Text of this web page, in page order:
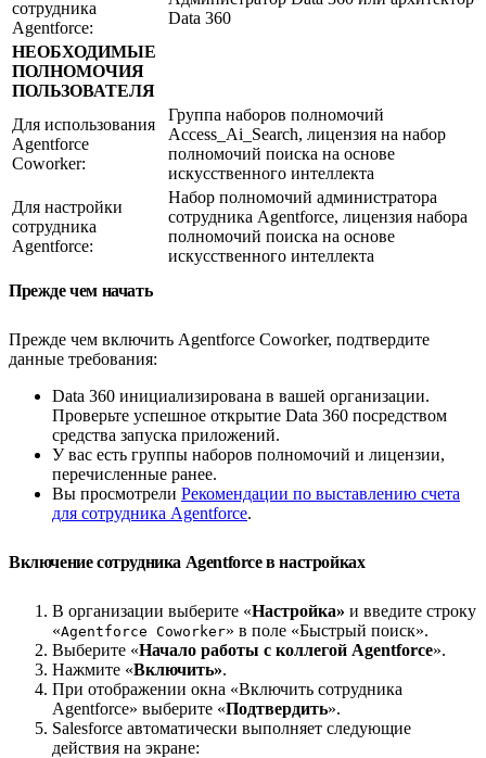
сотрудника
Agentforce:
Data 360
НЕОБХОДИМЫЕ
ПОЛНОМОЧИЯ
ПОЛЬЗОВАТЕЛЯ
Для использования
Agentforce
Coworker:
Группа наборов полномочий
Access_Ai_Search, лицензия на набор
полномочий поиска на основе
искусственного интеллекта
Для настройки
сотрудника
Agentforce:
Набор полномочий администратора
сотрудника Agentforce, лицензия набора
полномочий поиска на основе
искусственного интеллекта
Прежде чем начать
Прежде чем включить Agentforce Coworker, подтвердите
данные требования:
Data 360 инициализирована в вашей организации.
Проверьте успешное открытие Data 360 посредством
средства запуска приложений.
У вас есть группы наборов полномочий и лицензии,
перечисленные ранее.
Вы просмотрели Рекомендации по выставлению счета
для сотрудника Agentforce.
Включение сотрудника Agentforce в настройках
В организации выберите «Настройка» и введите строку
«Agentforce Coworker» в поле «Быстрый поиск».
Выберите «Начало работы с коллегой Agentforce».
Нажмите «Включить».
При отображении окна «Включить сотрудника
Agentforce» выберите «Подтвердить».
Salesforce автоматически выполняет следующие
действия на экране: